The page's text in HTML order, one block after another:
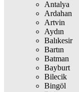
Antalya
Ardahan
Artvin
Aydın
Balıkesir
Bartın
Batman
Bayburt
Bilecik
Bingöl